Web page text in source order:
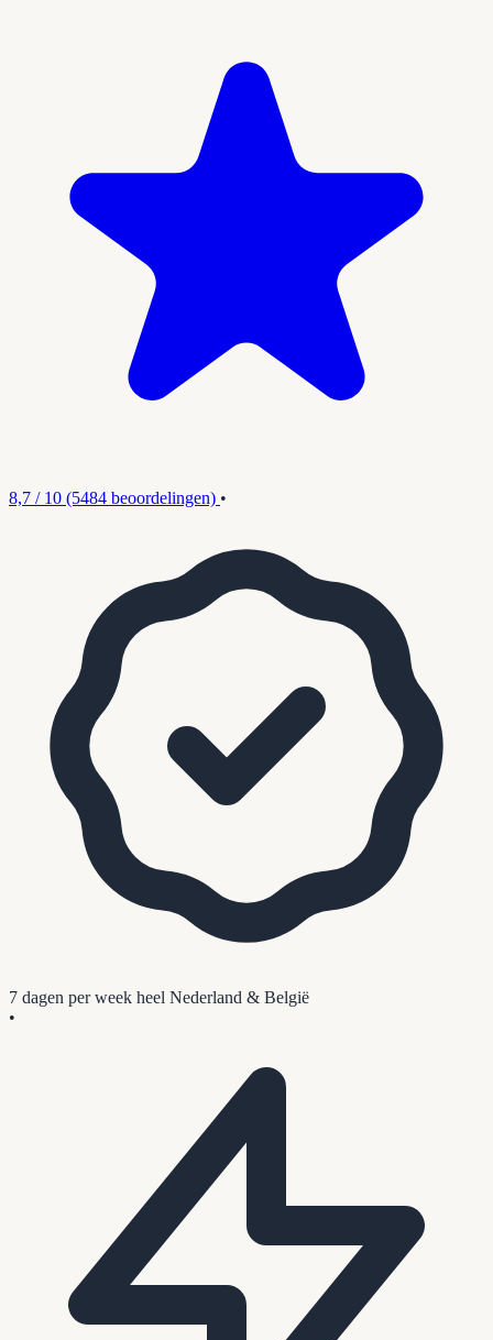
8,7 / 10 (5484 beoordelingen) •
7 dagen per week heel Nederland & België
•